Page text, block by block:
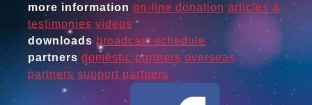
more information on-line donation articles &
testimonies videos
downloads broadcast schedule
partners domestic partners overseas
partners support partners